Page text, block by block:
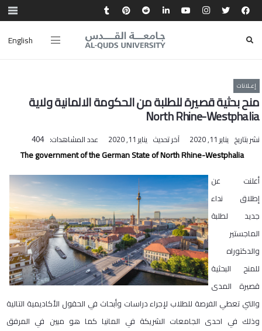
English
إعـلانات
منح بحثية قصيرة للطلبة من الحكومة الالمانية ولاية
North Rhine-Westphalia‎‎
نشر بتاريخ يناير 11, 2020 آخر تحديث يناير 11, 2020 عدد المشاهدات: 404
The government of the German State of North Rhine-Westphalia
أعلنت عن
إطلاق نداء
جديد لطلبة
الماجستير
والدكتوراه
للمنح البحثية
قصيرة المدى
والتي تعطي الفرصة للطلاب لإجراء دراسات وأبحاث في الحقول الأكاديمية التالية
وذلك في احدى الجامعات الشريكة في المانيا كما هو مبين في المرفق